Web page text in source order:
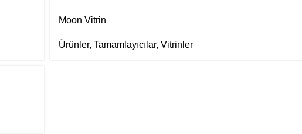
Moon Vitrin
Ürünler,Tamamlayıcılar,Vitrinler